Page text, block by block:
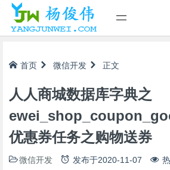
首页 微信开发 正文
人人商城数据库字典之
优惠券任务之购物送券
微信开发 发布于2020-11-07